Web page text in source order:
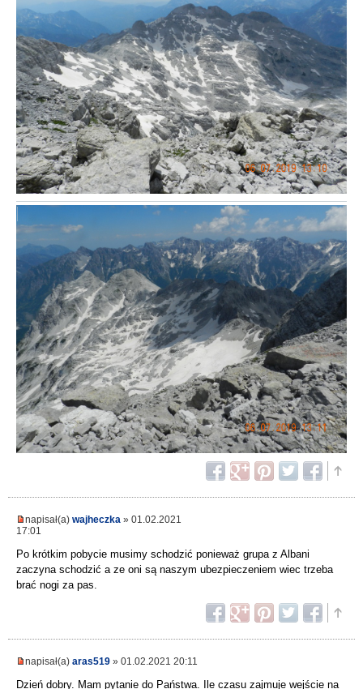
napisał(a) wajheczka » 01.02.2021
17:01
Po krótkim pobycie musimy schodzić ponieważ grupa z Albani
zaczyna schodzić a ze oni są naszym ubezpieczeniem wiec trzeba
brać nogi za pas.
napisał(a) aras519 » 01.02.2021 20:11
Dzień dobry. Mam pytanie do Państwa. Ile czasu zajmuje wejście na